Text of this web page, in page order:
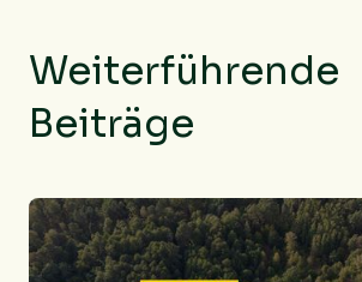
Weiterführende
Beiträge